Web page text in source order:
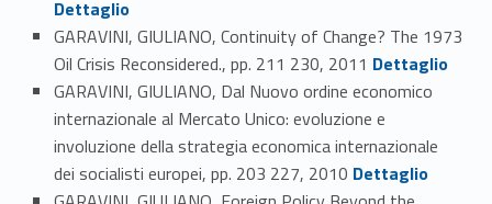
Dettaglio
GARAVINI, GIULIANO, Continuity of Change? The 1973
Oil Crisis Reconsidered., pp. 211 230, 2011 Link identifier #identifier_person_128060-49
Dettaglio
GARAVINI, GIULIANO, Dal Nuovo ordine economico
internazionale al Mercato Unico: evoluzione e
involuzione della strategia economica internazionale
dei socialisti europei, pp. 203 227, 2010 Link identifier #identifier_person_80704-50
Dettaglio